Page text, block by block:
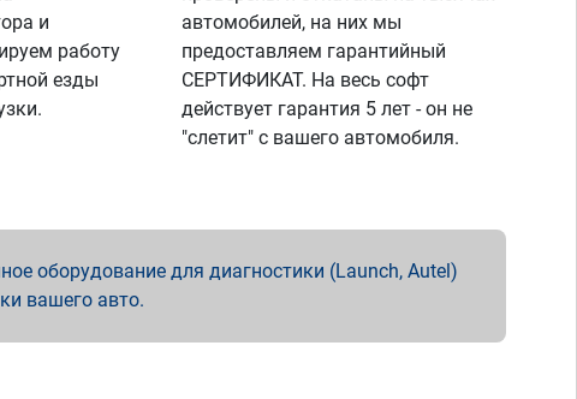
и
работу
езды
автомобилей, на них мы
предоставляем гарантийный
СЕРТИФИКАТ. На весь софт
действует гарантия 5 лет - он не
"слетит" с вашего автомобиля.
оборудование для диагностики (Launch, Autel)
вашего авто.